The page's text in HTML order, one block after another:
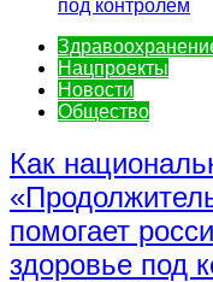
Нацпроекты
Новости
Общество
Как
помогает
здоровье под